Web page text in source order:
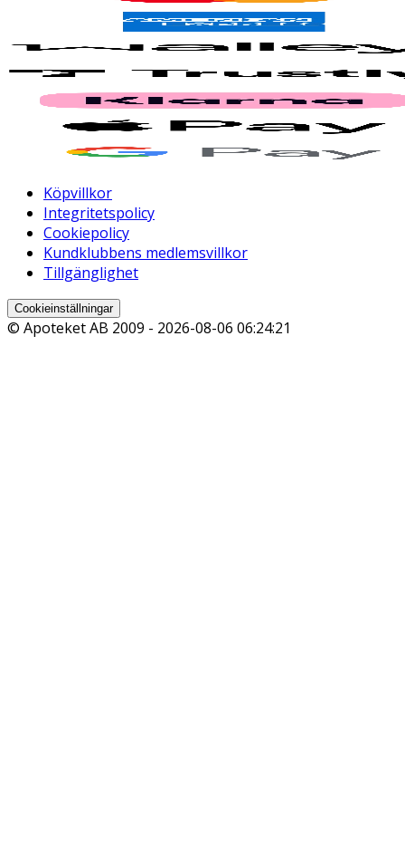
Köpvillkor
Integritetspolicy
Cookiepolicy
Kundklubbens medlemsvillkor
Tillgänglighet
Cookieinställningar
© Apoteket AB 2009 - 2026-08-06 06:24:21